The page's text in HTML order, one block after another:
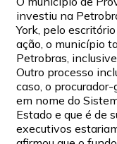
investiu na
York, pelo
ação, o município
Petrobras,
Outro processo
caso, o
em nome do
Estado e que é de
executivos